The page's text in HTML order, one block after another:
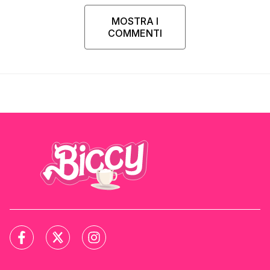
MOSTRA I
COMMENTI